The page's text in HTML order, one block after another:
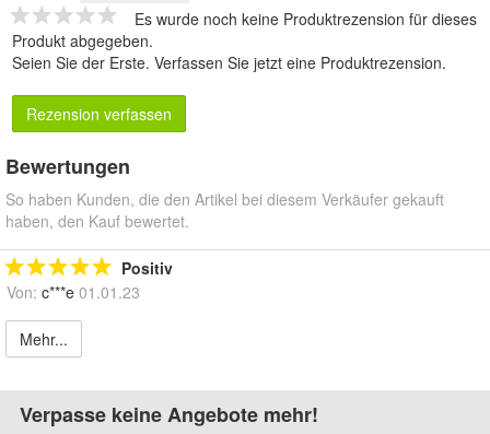
Es wurde noch keine Produktrezension für dieses
Produkt abgegeben.
Seien Sie der Erste. Verfassen Sie jetzt eine Produktrezension.
Rezension verfassen
Bewertungen
So haben Kunden, die den Artikel bei diesem Verkäufer gekauft
haben, den Kauf bewertet.
Positiv
Von: c***e 01.01.23
Mehr...
Verpasse keine Angebote mehr!